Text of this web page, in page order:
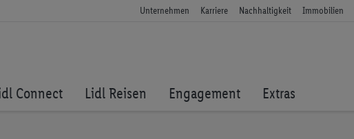
Unternehmen Karriere Nachhaltigkeit Immobilien
Connect Lidl Reisen Engagement Extras